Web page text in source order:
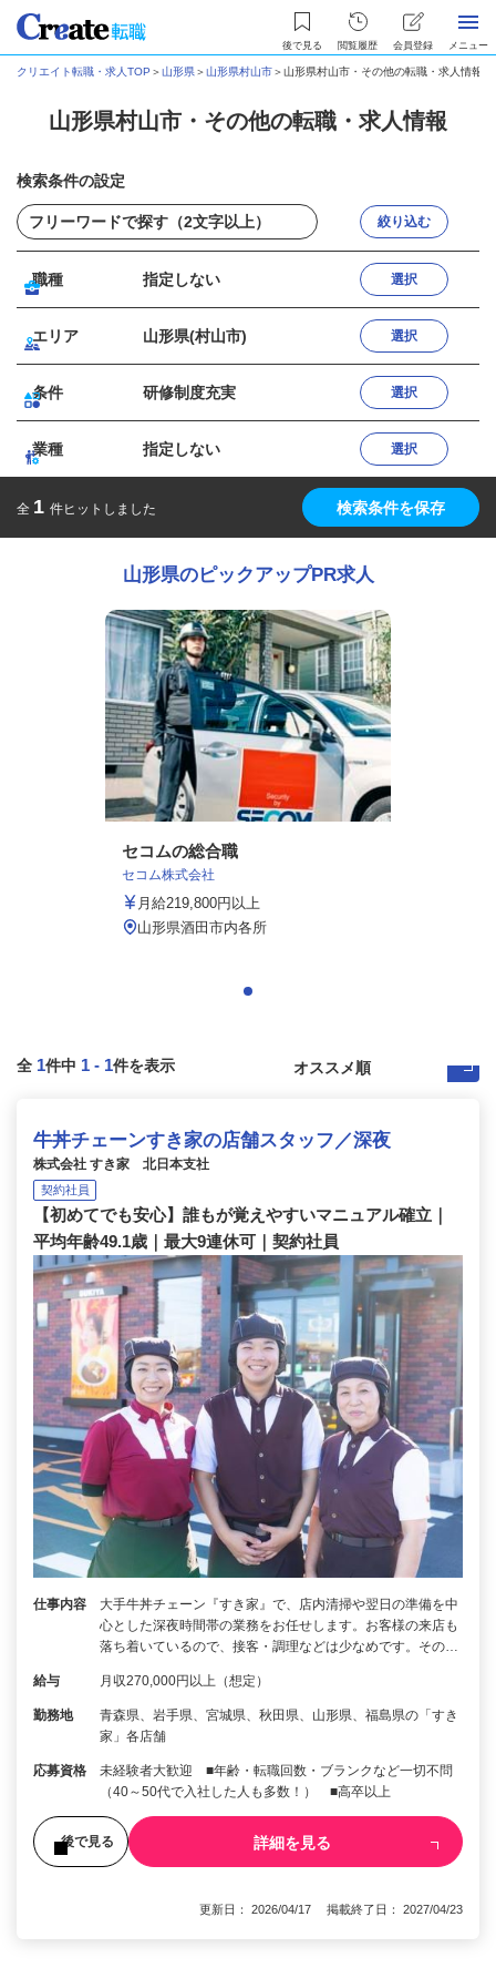
後で見る 閲覧履歴 会員登録 メニュー
クリエイト転職・求人TOP ＞山形県＞山形県村山市＞山形県村山市・その他の転職・求人情報
山形県村山市・その他の転職・求人情報
検索条件の設定
絞り込む
職種 指定しない 選択
エリア 山形県(村山市) 選択
条件 研修制度充実 選択
業種 指定しない 選択
全 1 件ヒットしました 検索条件を保存
山形県のピックアップPR求人
セコムの総合職
セコム株式会社
月給219,800円以上
山形県酒田市内各所
全 1件中 1 - 1件を表示
牛丼チェーンすき家の店舗スタッフ／深夜
株式会社 すき家 北日本支社
契約社員
【初めてでも安心】誰もが覚えやすいマニュアル確立｜
平均年齢49.1歳｜最大9連休可｜契約社員
仕事内容
大手牛丼チェーン『すき家』で、店内清掃や翌日の準備を中
心とした深夜時間帯の業務をお任せします。お客様の来店も
落ち着いているので、接客・調理などは少なめです。その…
給与 月収270,000円以上（想定）
勤務地
青森県、岩手県、宮城県、秋田県、山形県、福島県の「すき
家」各店舗
応募資格
未経験者大歓迎 ■年齢・転職回数・ブランクなど一切不問
（40～50代で入社した人も多数！） ■高卒以上
後で見る 詳細を見る
更新日： 2026/04/17 掲載終了日： 2027/04/23